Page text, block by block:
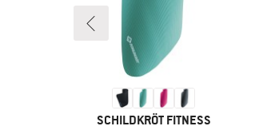
MARCHIO
SCHILDKRÖT FITNESS